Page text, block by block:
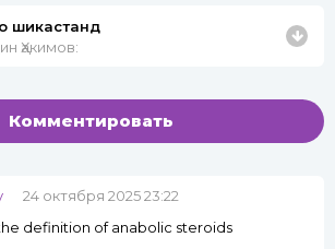
шикастанд
Ҳакимов:
Комментировать
24 октября 2025 23:22
definition of anabolic steroids